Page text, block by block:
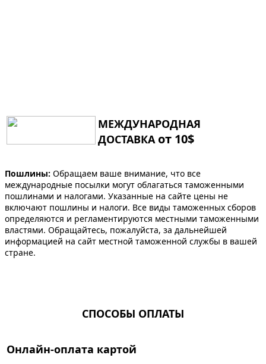
МЕЖДУНАРОДНАЯ
ДОСТАВКА от 10$
Пошлины: Обращаем ваше внимание, что все
международные посылки могут облагаться таможенными
пошлинами и налогами. Указанные на сайте цены не
включают пошлины и налоги. Все виды таможенных сборов
определяются и регламентируются местными таможенными
властями. Обращайтесь, пожалуйста, за дальнейшей
информацией на сайт местной таможенной службы в вашей
стране.
СПОСОБЫ ОПЛАТЫ
Онлайн-оплата картой